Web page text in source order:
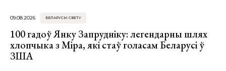
09.08.2026 БЕЛАРУСЫ СВЕТУ
100 гадоў Янку Запрудніку: легендарны шлях
хлопчыка з Міра, які стаў голасам Беларусі ў
ЗША